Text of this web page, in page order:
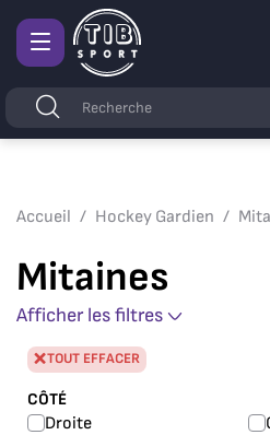
Mots
Rechercher
Afficher
navigation
Accueil Hockey Gardien
Mitaines
Afficher les filtres
TOUT EFFACER
CÔTÉ
Droite